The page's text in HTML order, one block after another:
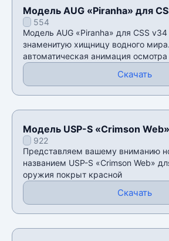
Модель AUG «Piranha» для
554
Модель AUG «Piranha» для CSS
знаменитую хищницу водного
автоматическая анимация осмотра
Скачать
Модель USP-S «Crimson
922
Представляем вашему вниманию
названием USP-S «Crimson Web»
оружия покрыт красной
Скачать